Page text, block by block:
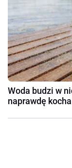
Woda budzi w
naprawdę